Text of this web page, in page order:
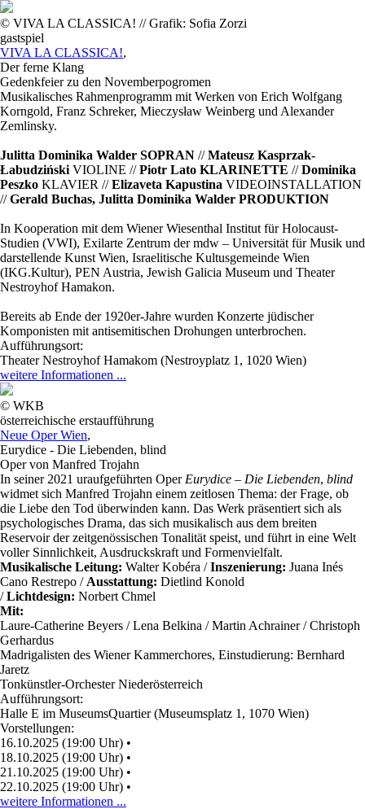
© VIVA LA CLASSICA! // Grafik: Sofia Zorzi
gastspiel
VIVA LA CLASSICA!,
Der ferne Klang
Gedenkfeier zu den Novemberpogromen
Musikalisches Rahmenprogramm mit Werken von Erich Wolfgang
Korngold, Franz Schreker, Mieczysław Weinberg und Alexander
Zemlinsky.
Julitta Dominika Walder SOPRAN //Mateusz Kasprzak-
Łabudziński VIOLINE //Piotr Lato KLARINETTE //Dominika
Peszko KLAVIER //Elizaveta Kapustina VIDEOINSTALLATION
//Gerald Buchas, Julitta Dominika Walder PRODUKTION
In Kooperation mit dem Wiener Wiesenthal Institut für Holocaust-
Studien (VWI), Exilarte Zentrum der mdw – Universität für Musik und
darstellende Kunst Wien, Israelitische Kultusgemeinde Wien
(IKG.Kultur), PEN Austria, Jewish Galicia Museum und Theater
Nestroyhof Hamakon.
Bereits ab Ende der 1920er-Jahre wurden Konzerte jüdischer
Komponisten mit antisemitischen Drohungen unterbrochen.
Aufführungsort:
Theater Nestroyhof Hamakom (Nestroyplatz 1, 1020 Wien)
weitere Informationen ...
© WKB
österreichische erstaufführung
Neue Oper Wien,
Eurydice - Die Liebenden, blind
Oper von Manfred Trojahn
In seiner 2021 uraufgeführten Oper Eurydice – Die Liebenden, blind
widmet sich Manfred Trojahn einem zeitlosen Thema: der Frage, ob
die Liebe den Tod überwinden kann. Das Werk präsentiert sich als
psychologisches Drama, das sich musikalisch aus dem breiten
Reservoir der zeitgenössischen Tonalität speist, und führt in eine Welt
voller Sinnlichkeit, Ausdruckskraft und Formenvielfalt.
Musikalische Leitung: Walter Kobéra /Inszenierung: Juana Inés
Cano Restrepo / Ausstattung: Dietlind Konold
/Lichtdesign: Norbert Chmel
Mit:
Laure-Catherine Beyers / Lena Belkina /Martin Achrainer / Christoph
Gerhardus
Madrigalisten des Wiener Kammerchores, Einstudierung: Bernhard
Jaretz
Tonkünstler-Orchester Niederösterreich
Aufführungsort:
Halle E im MuseumsQuartier (Museumsplatz 1, 1070 Wien)
Vorstellungen:
16.10.2025 (19:00 Uhr) •
18.10.2025 (19:00 Uhr) •
21.10.2025 (19:00 Uhr) •
22.10.2025 (19:00 Uhr) •
weitere Informationen ...